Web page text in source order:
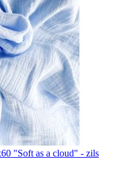
"Soft as a cloud" - zils